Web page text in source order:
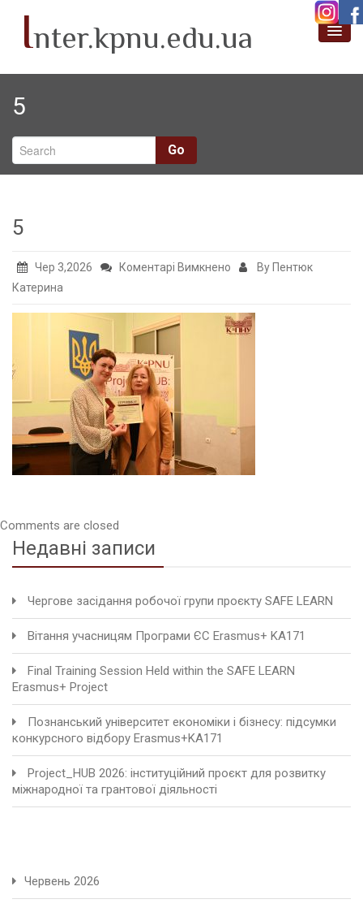
Inter.kpnu.edu.ua
Про нас
Академічна мобільність
Проєктна діяльність
5
Go
5
Чер 3,2026 Коментарі Вимкнено до
By Пентюк
Катерина
Comments are closed
Недавні записи
Чергове засідання робочої групи проєкту SAFE LEARN
Вітання учасницям Програми ЄС Erasmus+ KA171
Final Training Session Held within the SAFE LEARN
Erasmus+ Project
Познанський університет економіки і бізнесу: підсумки
конкурсного відбору Erasmus+KA171
Project_HUB 2026: інституційний проєкт для розвитку
міжнародної та грантової діяльності
Червень 2026